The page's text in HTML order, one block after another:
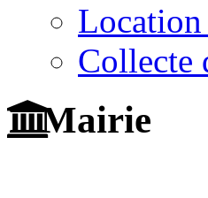
Location
Collecte
Mairie